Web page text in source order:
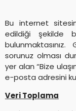
Bu internet
edildiği şekilde
sorunuz olması
yer alan “Bize
e-posta adresini
Veri Toplama